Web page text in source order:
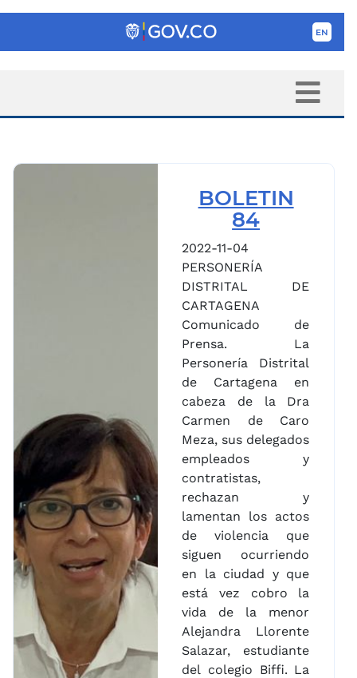
BOLETIN
84
2022-11-04
PERSONERÍA
DISTRITAL DE
CARTAGENA
Comunicado de
Prensa. La
Personería Distrital
de Cartagena en
cabeza de la Dra
Carmen de Caro
Meza, sus delegados
empleados y
contratistas,
rechazan y
lamentan los actos
de violencia que
siguen ocurriendo
en la ciudad y que
está vez cobro la
vida de la menor
Alejandra Llorente
Salazar, estudiante
del colegio Biffi. La